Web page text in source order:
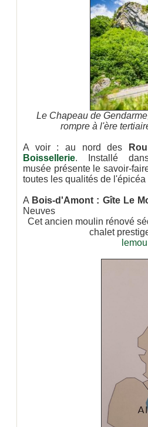
Le Chapeau de
rompre à l'ère
A voir : au nord des
Boissellerie. Installé
musée présente le savoir-
toutes les qualités de
A Bois-d'Amont : Gîte Le
Neuves
Cet ancien moulin rénové
chalet
l